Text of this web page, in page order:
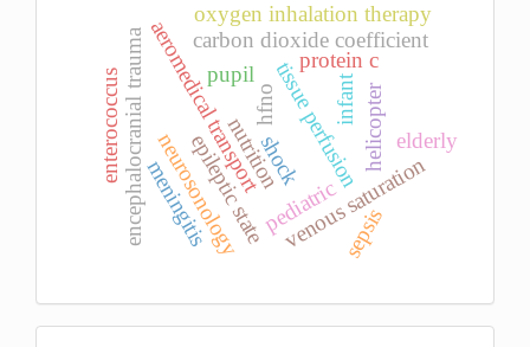
tissue perfusion
venous saturation
carbon dioxide coefficient
sepsis
shock
aeromedical transport helicopter
encephalocranial trauma epileptic state elderly
protein c
pediatric
infant
hfno
oxygen inhalation therapy
neurosonology
pupil
meningitis
enterococcus nutrition